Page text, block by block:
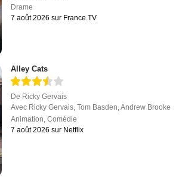
Drame
7 août 2026 sur France.TV
Alley Cats
De Ricky Gervais
Avec Ricky Gervais,Tom Basden,Andrew Brooke
Animation,Comédie
7 août 2026 sur Netflix